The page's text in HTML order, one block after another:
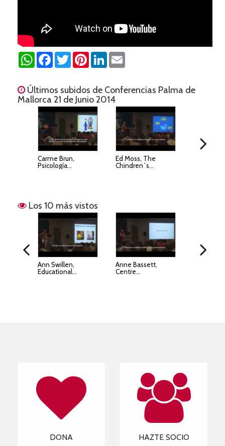
WhatsAppFacebookTwitterPinterestLinkedIn
Últimos subidos de Conferencias Palma de
Mallorca 21 de Junio 2014
Carme Brun,
Psicología...
Ed Moss, The
Chindren´s...
Los 10 más vistos
Ann Swillen,
Educational...
Anne Bassett,
Centre...
DONA HAZTE SOCIO